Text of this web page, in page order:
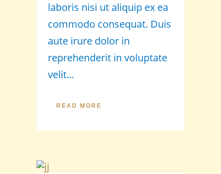
laboris nisi ut aliquip ex ea
commodo consequat. Duis
aute irure dolor in
reprehenderit in voluptate
velit...
READ MORE